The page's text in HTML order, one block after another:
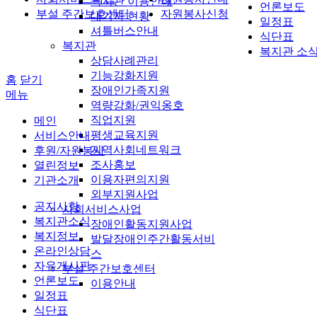
대기자 현황
셔틀버스안내
복지관
상담사례관리
기능강화지원
장애인가족지원
역량강화/권익옹호
직업지원
평생교육지원
지역사회네트워크
조사홍보
이용자편의지원
외부지원사업
사회서비스사업
장애인활동지원사업
발달장애인주간활동서비
스
부설 주간보호센터
이용안내
부설 주간보호센터
자원봉사신청
언론보도
일정표
식단표
복지관 소
홈 닫기
메뉴
메인
서비스안내
후원/자원봉사
열린정보
기관소개
공지사항
복지관소식
복지정보
온라인상담
자유게시판
언론보도
일정표
식단표